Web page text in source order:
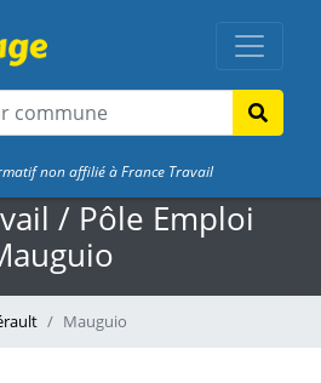
non affilié à France Travail
/ Pôle Emploi
Mauguio